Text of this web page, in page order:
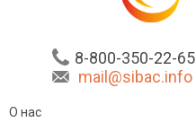
8-800-350-22-65
mail@sibac.info
О нас